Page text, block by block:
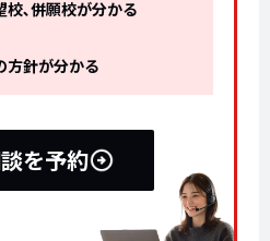
校､併願校が分かる
方針が分かる
を予約